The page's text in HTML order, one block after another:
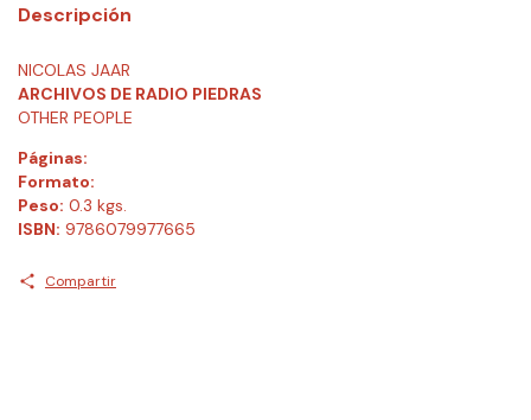
Descripción
NICOLAS JAAR
ARCHIVOS DE RADIO PIEDRAS
OTHER PEOPLE
Páginas:
Formato:
Peso: 0.3 kgs.
ISBN: 9786079977665
Compartir